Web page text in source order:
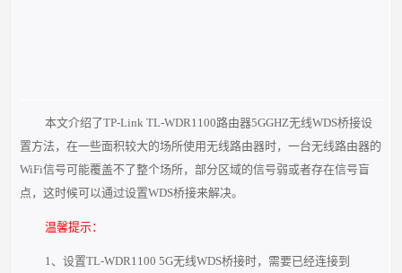
本文介绍了TP-Link TL-WDR1100路由器5GGHZ无线WDS桥接设
置方法，在一些面积较大的场所使用无线路由器时，一台无线路由器的
WiFi信号可能覆盖不了整个场所，部分区域的信号弱或者存在信号盲
点，这时候可以通过设置WDS桥接来解决。
温馨提示：
1、设置TL-WDR1100 5G无线WDS桥接时，需要已经连接到